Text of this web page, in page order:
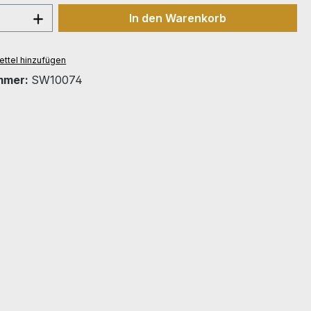
Anzahl: Gib den gewünschten Wert
In den Warenkorb
hinzufügen
SW10074